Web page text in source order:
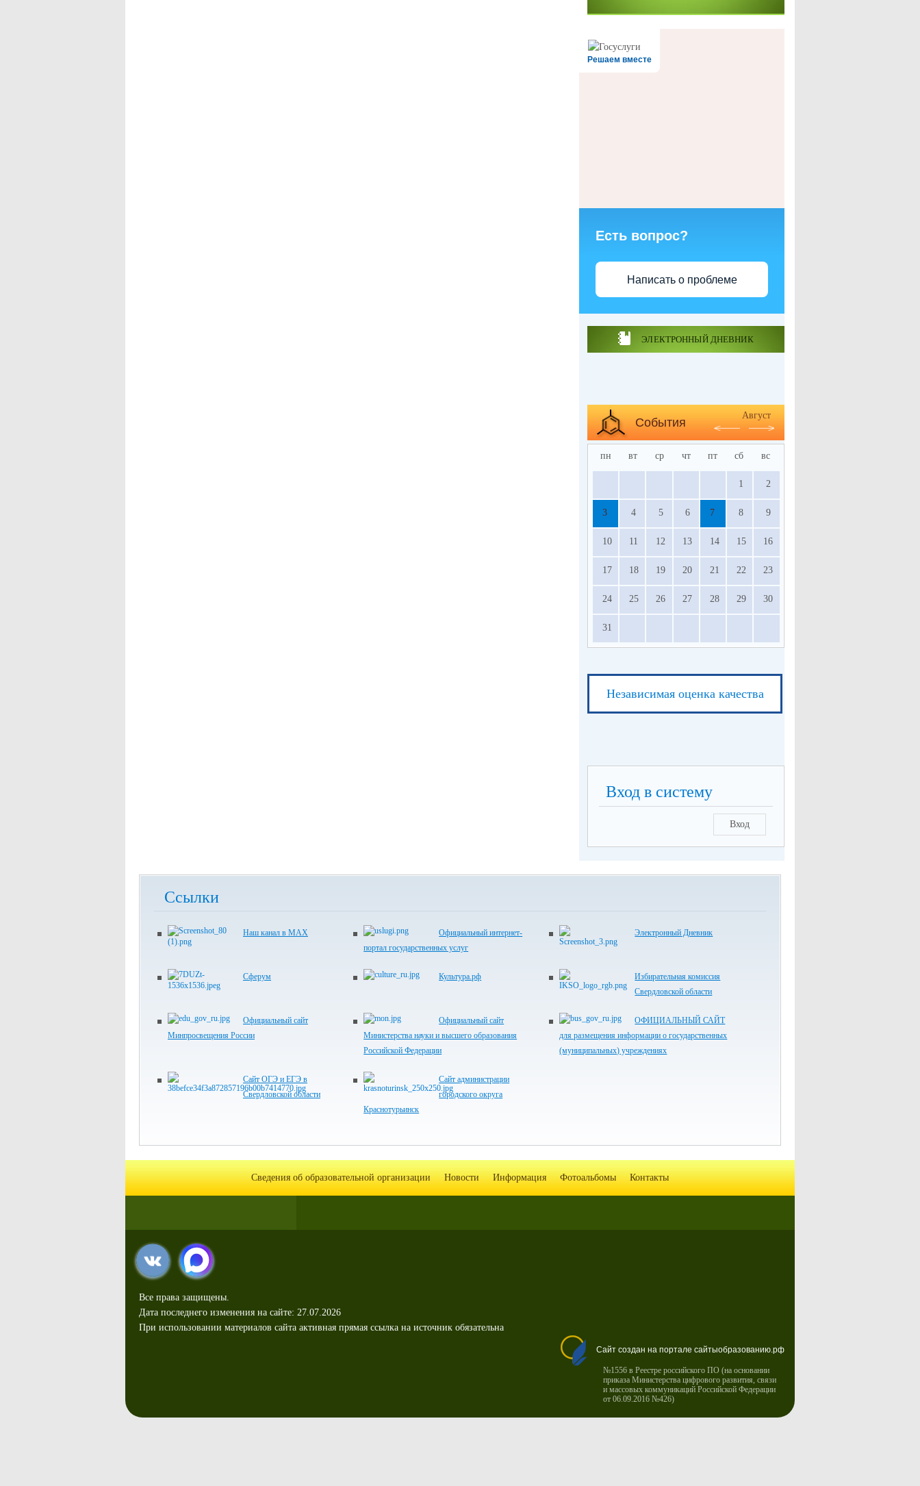
Решаем вместе
Есть вопрос?
Написать о проблеме
ЭЛЕКТРОННЫЙ ДНЕВНИК
События
Август
пн вт ср чт пт сб вс
1 2
3 4 5 6 7 8 9
10 11 12 13 14 15 16
17 18 19 20 21 22 23
24 25 26 27 28 29 30
31
Независимая оценка качества
Вход в систему
Вход
Ссылки
Наш канал в МАХ
Официальный интернет-
портал государственных услуг
Электронный Дневник
Сферум Культура.рф
Избирательная комиссия
Свердловской области
Официальный сайт
Минпросвещения России
Официальный сайт
Министерства науки и высшего образования
Российской Федерации
ОФИЦИАЛЬНЫЙ САЙТ
для размещения информации о государственных
(муниципальных) учреждениях
Сайт ОГЭ и ЕГЭ в
Свердловской области
Сайт администрации
городского округа
Краснотурьинск
Сведения об образовательной организации Новости Информация Фотоальбомы Контакты
Все права защищены.
Дата последнего изменения на сайте: 27.07.2026
При использовании материалов сайта активная прямая ссылка на источник обязательна
Сайт создан на портале сайтыобразованию.рф
№1556 в Реестре российского ПО (на основании
приказа Министерства цифрового развития, связи
и массовых коммуникаций Российской Федерации
от 06.09.2016 №426)